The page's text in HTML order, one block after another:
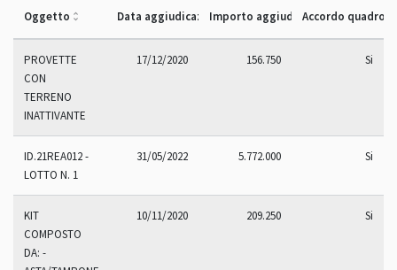
Oggetto Data aggiudicazioneImporto aggiudicazioneAccordo quadro
PROVETTE
CON
TERRENO
INATTIVANTE
17/12/2020 156.750 Si
ID.21REA012 -
LOTTO N. 1
31/05/2022 5.772.000 Si
KIT
COMPOSTO
DA: -
10/11/2020 209.250 Si